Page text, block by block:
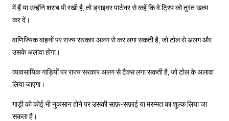
में हैं या उन्होंने शराब पी रखी है, तो ड्राइवर पार्टनर से कहें कि वे ट्रिप को तुरंत खत्म
कर दें।
वाणिज्यिक वाहनों पर राज्य सरकार अलग से कर लगा सकती है, जो टोल से अलग और
उसके अलावा होगा।
व्यावसायिक गाड़ियों पर राज्य सरकार अलग से टैक्स लगा सकती है, जो टोल के अलावा
लिया जाएगा।
गाड़ी को कोई भी नुकसान होने पर उसकी साफ़-सफ़ाई या मरम्मत का शुल्क लिया जा
सकता है।